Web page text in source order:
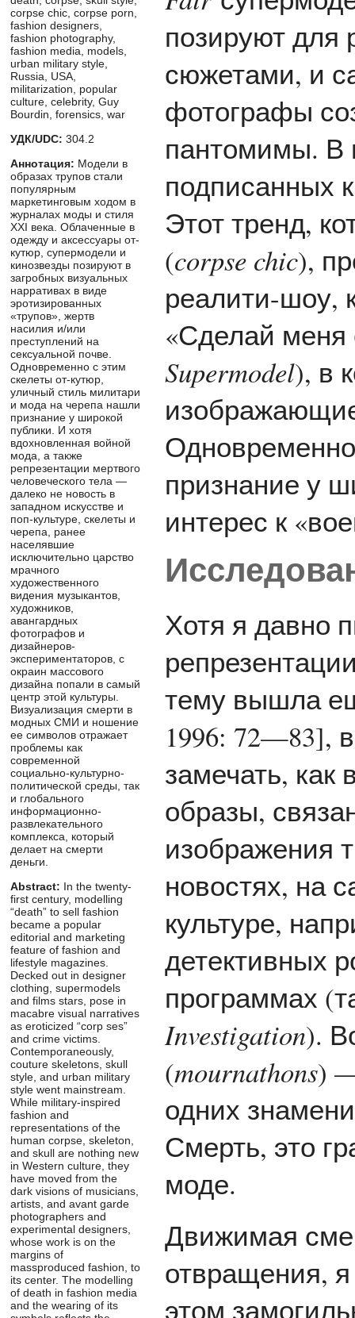
corpse chic, corpse porn,
fashion designers,
fashion photography,
fashion media, models,
urban military style,
Russia, USA,
militarization, popular
culture, celebrity, Guy
Bourdin, forensics, war
УДК/UDC: 304.2
Аннотация: Модели в
образах трупов стали
популярным
маркетинговым ходом в
журналах моды и стиля
XXI века. Облаченные в
одежду и аксессуары от-
кутюр, супермодели и
кинозвезды позируют в
загробных визуальных
нарративах в виде
эротизированных
«трупов», жертв
насилия и/или
преступлений на
сексуальной почве.
Одновременно с этим
скелеты от-кутюр,
уличный стиль милитари
и мода на черепа нашли
признание у широкой
публики. И хотя
вдохновленная войной
мода, а также
репрезентации мертвого
человеческого тела —
далеко не новость в
западном искусстве и
поп-культуре, скелеты и
черепа, ранее
населявшие
исключительно царство
мрачного
художественного
видения музыкантов,
художников,
авангардных
фотографов и
дизайнеров-
экспериментаторов, с
окраин массового
дизайна попали в самый
центр этой культуры.
Визуализация смерти в
модных СМИ и ношение
ее символов отражает
проблемы как
современной
социально-культурно-
политической среды, так
и глобального
информационно-
развлекательного
комплекса, который
делает на смерти
деньги.
Abstract: In the twenty-
first century, modelling
“death” to sell fashion
became a popular
editorial and marketing
feature of fashion and
lifestyle magazines.
Decked out in designer
clothing, supermodels
and films stars, pose in
macabre visual narratives
as eroticized “corp ses”
and crime victims.
Contemporaneously,
couture skeletons, skull
style, and urban military
style went mainstream.
While military-inspired
fashion and
representations of the
human corpse, skeleton,
and skull are nothing new
in Western culture, they
have moved from the
dark visions of musicians,
artists, and avant garde
photographers and
experimental designers,
whose work is on the
margins of
massproduced fashion, to
its center. The modelling
of death in fashion media
and the wearing of its
позируют для
сюжетами, и
фотографы
пантомимы. В
подписанных
Этот тренд,
(corpse chic),
реалити-шоу,
«Сделай
Supermodel), в
признание у
интерес к
Хотя я давно
тему вышла
1996: 72—83],
замечать,
образы,
изображения
новостях, на
культуре,
детективных
программах
Investigation).
(mournathons)
одних
Смерть, это
моде.
Движимая
отвращения, я
этом